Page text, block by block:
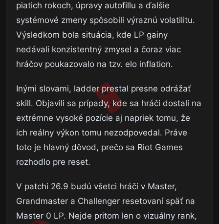
piatich rokoch, úpravy autofillu a ďalšie
systémové zmeny spôsobili výraznú volatilitu.
Výsledkom bola situácia, kde LP gainy
nedávali konzistentný zmysel a čoraz viac
hráčov poukazovalo na tzv. elo inflation.
Inými slovami, ladder prestal presne odrážať
skill. Objavili sa prípady, kde sa hráči dostali na
extrémne vysoké pozície aj napriek tomu, že
ich reálny výkon tomu nezodpovedal. Práve
toto je hlavný dôvod, prečo sa Riot Games
rozhodlo pre reset.
V patchi 26.9 budú všetci hráči v Master,
Grandmaster a Challenger resetovaní späť na
Master 0 LP. Nejde pritom len o vizuálny rank,